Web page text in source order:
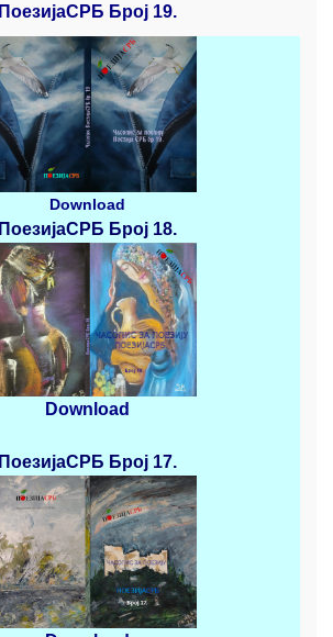
ПоезијаСРБ Број 19.
Download
ПоезијаСРБ Број 18.
Download
ПоезијаСРБ Број 17.